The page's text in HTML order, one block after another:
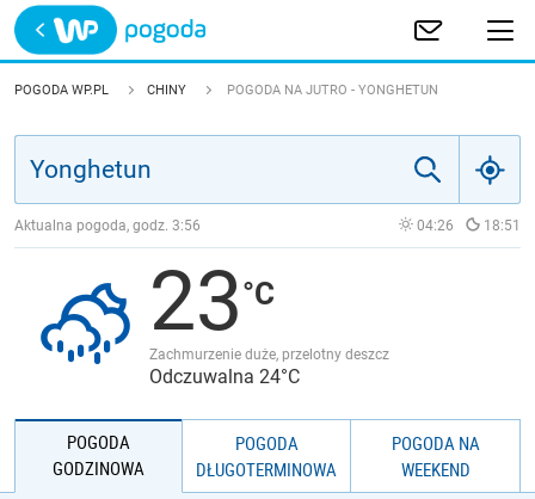
Trwa ładowanie
POLSKA
JAKOŚĆ POWIETRZA
POGODA WP.PL CHINY POGODA NA JUTRO - YONGHETUN
Aktualna pogoda, godz. 3:56 04:26 18:51
23
Zachmurzenie duże, przelotny deszcz
Odczuwalna 24°C
POGODA
GODZINOWA
POGODA
DŁUGOTERMINOWA
POGODA NA
WEEKEND